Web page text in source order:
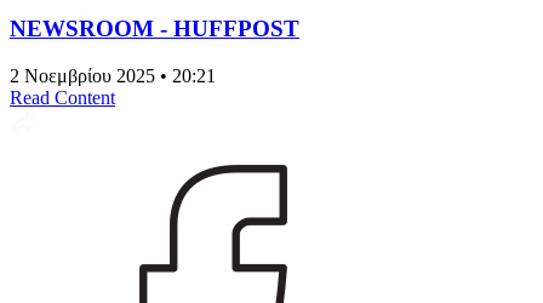
NEWSROOM - HUFFPOST
2 Νοεμβρίου 2025 • 20:21
Read Content